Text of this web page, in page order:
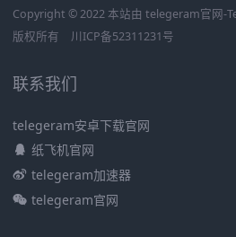
Copyright © 2022 本站由 telegeram官网-
版权所有
川ICP备52311231号
联系我们
telegeram安卓下载官网
纸飞机官网
telegeram加速器
telegeram官网